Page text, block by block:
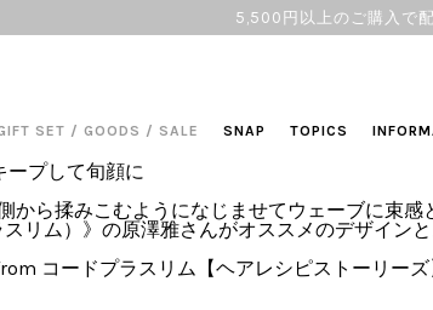
5,500円以上のご購入で配
SET / GOODS / SALE SNAP TOPICS
ープして旬顔に
から揉みこむようになじませてウェーブに束
リム）》の原澤雅さんがオススメのデザイン
コードプラスリム【ヘアレシピストーリーズ